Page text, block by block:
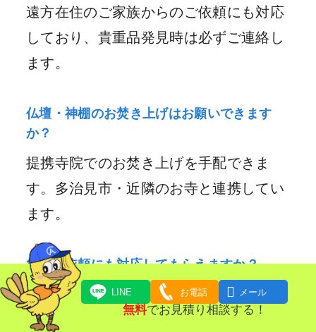
遠方在住のご家族からのご依頼にも対応
しており、貴重品発見時は必ずご連絡し
ます。
仏壇・神棚のお焚き上げはお願いできます
か？
提携寺院でのお焚き上げを手配できま
す。多治見市・近隣のお寺と連携してい
ます。
急ぎの依頼にも対応してもらえますか？
退去期限・解体前など、緊急のご依頼に
も最大限対応します。
LINE お電話  メール
無料でお見積り相談する！